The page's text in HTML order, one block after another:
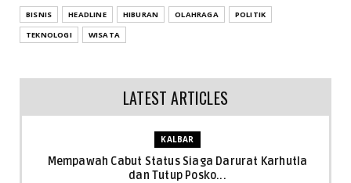
BISNIS HEADLINE HIBURAN OLAHRAGA
POLITIK
TEKNOLOGI
WISATA
LATEST ARTICLES
KALBAR
Mempawah Cabut Status Siaga Darurat Karhutla
dan Tutup Posko...